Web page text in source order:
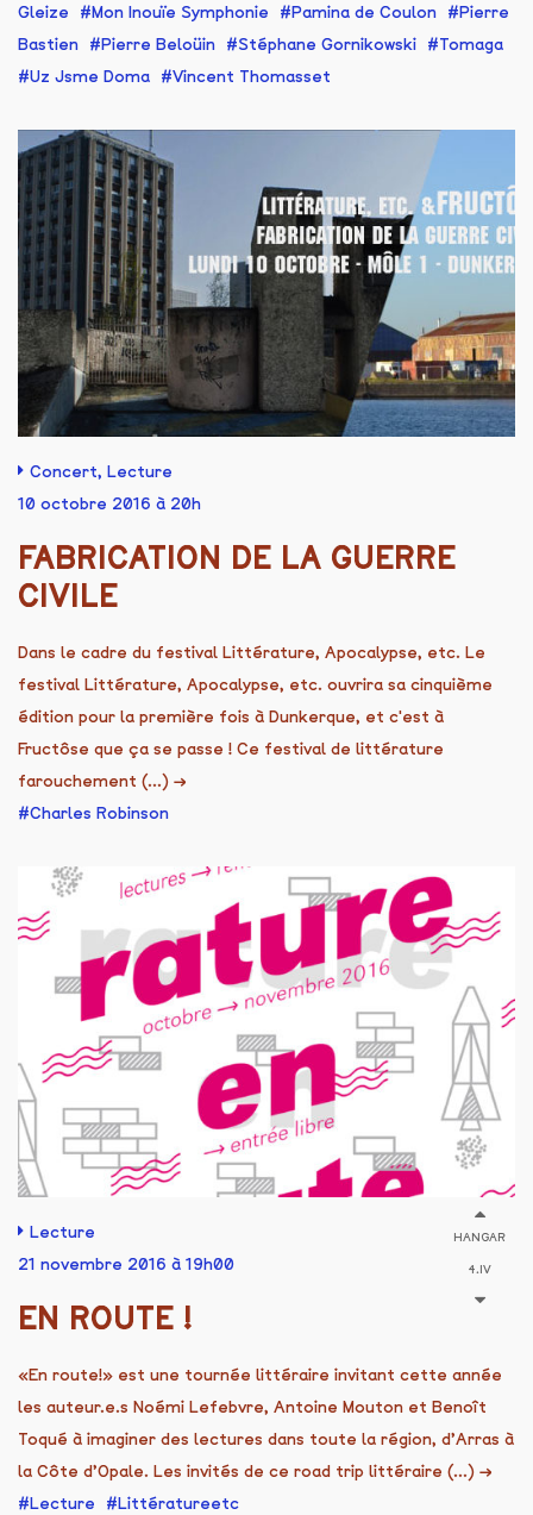
Gleize
Mon Inouïe Symphonie Pamina de Coulon
Pierre
Bastien
Pierre Beloüin Stéphane Gornikowski
Tomaga
Uz Jsme Doma
Vincent Thomasset
Concert, Lecture
10 octobre 2016 à 20h
FABRICATION DE LA GUERRE
CIVILE
Dans le cadre du festival Littérature, Apocalypse, etc. Le
festival Littérature, Apocalypse, etc. ouvrira sa cinquième
édition pour la première fois à Dunkerque, et c'est à
Fructôse que ça se passe ! Ce festival de littérature
farouchement (...) →
Charles Robinson
Lecture
21 novembre 2016 à 19h00
HANGAR
4.IV
EN ROUTE !
«En route!» est une tournée littéraire invitant cette année
les auteur.e.s Noémi Lefebvre, Antoine Mouton et Benoît
Toqué à imaginer des lectures dans toute la région, d’Arras à
la Côte d’Opale. Les invités de ce road trip littéraire (...) →
Lecture
Littératureetc